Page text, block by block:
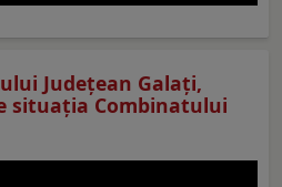
Judeţean Galaţi,
situaţia Combinatului